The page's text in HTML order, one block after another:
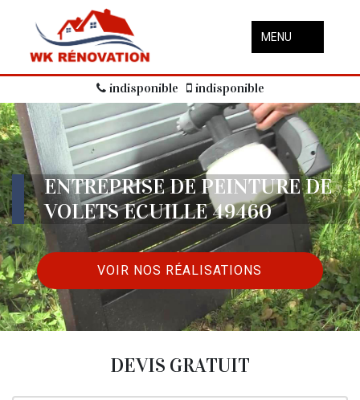
MENU
indisponible indisponible
ENTREPRISE DE PEINTURE DE
VOLETS ECUILLE 49460
VOIR NOS RÉALISATIONS
DEVIS GRATUIT